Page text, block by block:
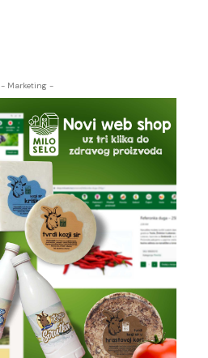
- Marketing -